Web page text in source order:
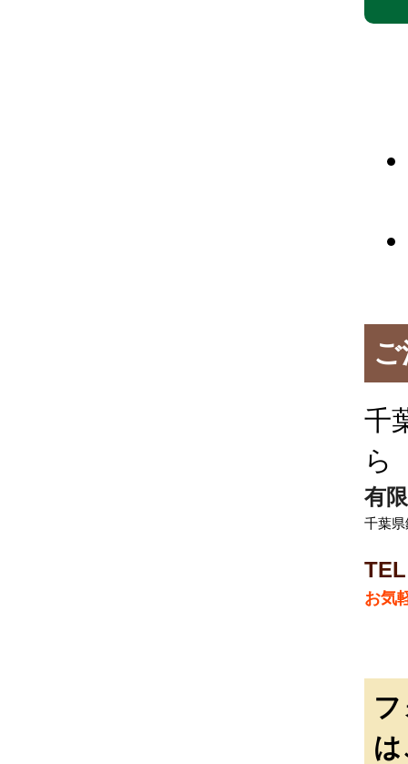
千
ら
有
千葉
お気